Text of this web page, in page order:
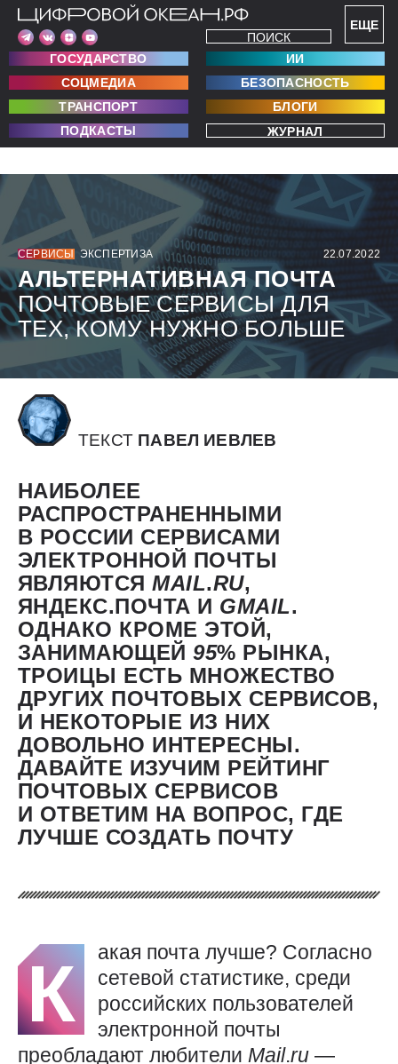
ЕЩЕ
ПОИСК
ГОСУДАРСТВО
ИИ
СОЦМЕДИА
БЕЗОПАСНОСТЬ
ТРАНСПОРТ
БЛОГИ
ПОДКАСТЫ
ЖУРНАЛ
СЕРВИСЫ ЭКСПЕРТИЗА 22.07.2022
АЛЬТЕРНАТИВНАЯ ПОЧТА
ПОЧТОВЫЕ СЕРВИСЫ ДЛЯ
ТЕХ, КОМУ НУЖНО БОЛЬШЕ
ТЕКСТ ПАВЕЛ ИЕВЛЕВ
НАИБОЛЕЕ
РАСПРОСТРАНЕННЫМИ
В РОССИИ СЕРВИСАМИ
ЭЛЕКТРОННОЙ ПОЧТЫ
ЯВЛЯЮТСЯMAIL.RU,
ЯНДЕКС.ПОЧТА И GMAIL.
ОДНАКО КРОМЕ ЭТОЙ,
ЗАНИМАЮЩЕЙ95% РЫНКА,
ТРОИЦЫ ЕСТЬ МНОЖЕСТВО
ДРУГИХ ПОЧТОВЫХ СЕРВИСОВ,
И НЕКОТОРЫЕ ИЗ НИХ
ДОВОЛЬНО ИНТЕРЕСНЫ.
ДАВАЙТЕ ИЗУЧИМ РЕЙТИНГ
ПОЧТОВЫХ СЕРВИСОВ
И ОТВЕТИМ НА ВОПРОС, ГДЕ
ЛУЧШЕ СОЗДАТЬ ПОЧТУ
К
акая почта лучше? Согласно
сетевой статистике, среди
российских пользователей
электронной почты
преобладают любители Mail.ru —